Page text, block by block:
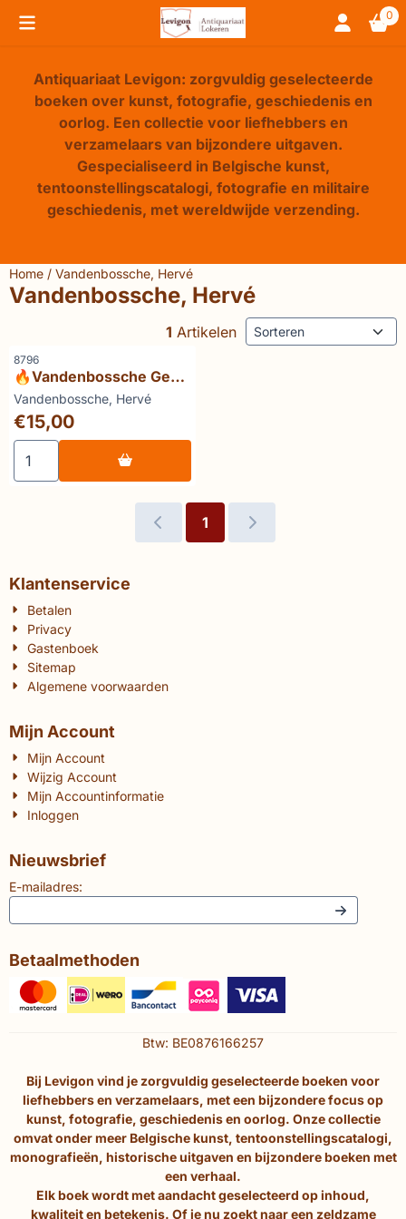
Cookievoorkeuren zijn beschikbaar. Kies instellingen of 0
Antiquariaat Levigon: zorgvuldig geselecteerde
boeken over kunst, fotografie, geschiedenis en
oorlog. Een collectie voor liefhebbers en
verzamelaars van bijzondere uitgaven.
Gespecialiseerd in Belgische kunst,
tentoonstellingscatalogi, fotografie en militaire
geschiedenis, met wereldwijde verzending.
Home / Vandenbossche, Hervé
Vandenbossche, Hervé
1 Artikelen Sorteermethode
Artikelnummer
8796
🔥Vandenbossche Geo
Sempels
Merk:
Vandenbossche, Hervé
Prijs: 15,00
€15,00
Aantal kiezen voor 🔥Vandenbossche Geo Sempels
1
Klantenservice
Betalen
Privacy
Gastenboek
Sitemap
Algemene voorwaarden
Mijn Account
Mijn Account
Wijzig Account
Mijn Accountinformatie
Inloggen
Nieuwsbrief
E-mailadres:
Betaalmethoden
Btw: BE0876166257
Bij Levigon vind je zorgvuldig geselecteerde boeken voor
liefhebbers en verzamelaars, met een bijzondere focus op
kunst, fotografie, geschiedenis en oorlog. Onze collectie
omvat onder meer Belgische kunst, tentoonstellingscatalogi,
monografieën, historische uitgaven en bijzondere boeken met
een verhaal.
Elk boek wordt met aandacht geselecteerd op inhoud,
kwaliteit en betekenis. Of je nu zoekt naar een zeldzame